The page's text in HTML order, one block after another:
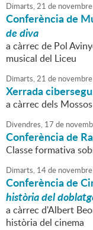
Dimarts,21 de novembre
Conferència de
de diva
a càrrec de Pol
musical del Liceu
Dimarts,21 de novembre
Xerrada
a càrrec dels
Divendres, 17 de
Conferència de
Classe formativa
Dimarts, 14de novembre
Conferència de
història del
a càrrec d'Albert
història del cinema